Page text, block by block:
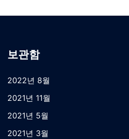
보관함
2022년 8월
2021년 11월
2021년 5월
2021년 3월